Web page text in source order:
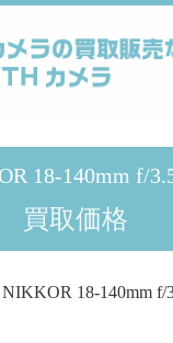
18-140mm f/
買取価格